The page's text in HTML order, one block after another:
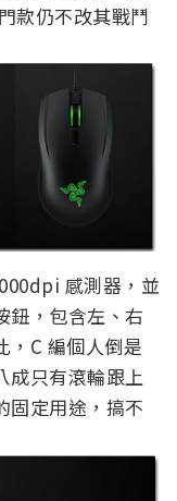
款仍不改其戰鬥
感測器，並
鈕，包含左、右
，C 編個人倒是
成只有滾輪跟上
固定用途，搞不